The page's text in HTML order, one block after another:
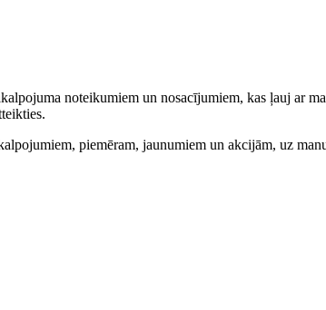
noteikumiem un nosacījumiem, kas ļauj ar
piemēram, jaunumiem un akcijām, uz